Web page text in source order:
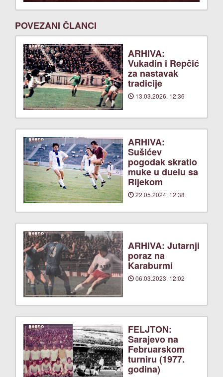
POVEZANI ČLANCI
ARHIVA:
Vukadin i Repčić
za nastavak
tradicije
13.03.2026. 12:36
ARHIVA:
Sušićev
pogodak skratio
muke u duelu sa
Rijekom
22.05.2024. 12:38
ARHIVA: Jutarnji
poraz na
Karaburmi
06.03.2023. 12:02
FELJTON:
Sarajevo na
Februarskom
turniru (1977.
godina)